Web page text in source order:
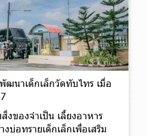
ฒนาเด็กเล็กวัดทับไทร เมื่อ
งของจำเป็น เลี้ยงอาหาร
บ่อทรายเด็กเล็กเพื่อเสริม